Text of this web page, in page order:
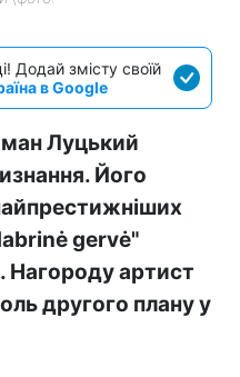
Додай змісту своїй
в Google
Луцький
Його
gervė"
Нагороду артист
другого плану у